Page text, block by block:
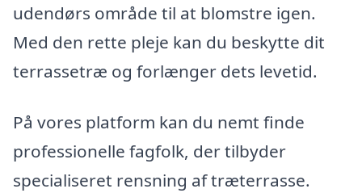
udendørs område til at blomstre igen.
Med den rette pleje kan du beskytte dit
terrassetræ og forlænger dets levetid.
På vores platform kan du nemt finde
professionelle fagfolk, der tilbyder
specialiseret rensning af træterrasse.